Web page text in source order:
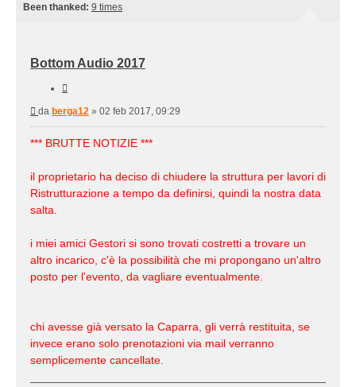
Been thanked: 9 times
Bottom Audio 2017
Messaggio
da berga12 » 02 feb 2017, 09:29
*** BRUTTE NOTIZIE ***
il proprietario ha deciso di chiudere la struttura per lavori di
Ristrutturazione a tempo da definirsi, quindi la nostra data
salta.
i miei amici Gestori si sono trovati costretti a trovare un
altro incarico, c'è la possibilità che mi propongano un'altro
posto per l'evento, da vagliare eventualmente.
chi avesse già versato la Caparra, gli verrà restituita, se
invece erano solo prenotazioni via mail verranno
semplicemente cancellate.